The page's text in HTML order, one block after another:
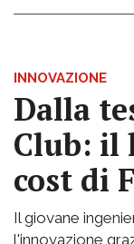
INNOVAZIONE
Dalla
Club: il
cost di
Il giovane
l'innovazione